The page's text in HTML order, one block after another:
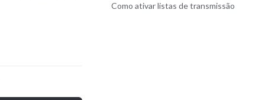
Como ativar listas de transmissão